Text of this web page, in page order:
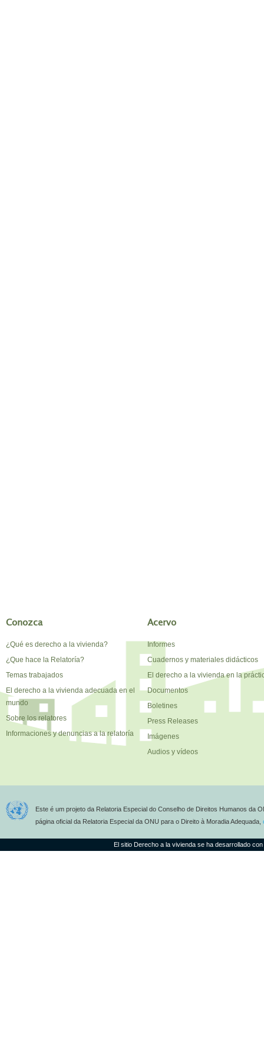
Conozca
¿Qué es derecho a la vivienda?
¿Que hace la Relatoría?
Temas trabajados
El derecho a la vivienda adecuada en el
mundo
Sobre los relatores
Informaciones y denuncias a la relatoría
Acervo
Informes
Cuadernos y materiales didácticos
El derecho a la vivienda en la
Documentos
Boletines
Press Releases
Imágenes
Audios y vídeos
Este é um projeto da Relatoria Especial do Conselho de Direitos Humanos da
página oficial da Relatoria Especial da ONU para o Direito à Moradia Adequada,
El sitio Derecho a la vivienda se ha desarrollado